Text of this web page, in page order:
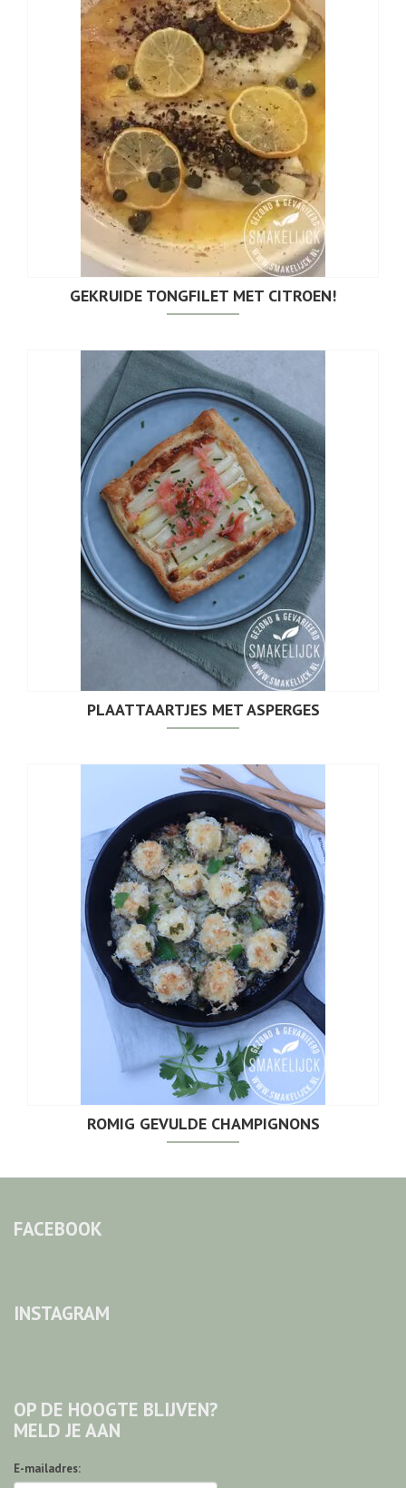
GEKRUIDE TONGFILET MET CITROEN!
PLAATTAARTJES MET ASPERGES
ROMIG GEVULDE CHAMPIGNONS
FACEBOOK
INSTAGRAM
OP DE HOOGTE BLIJVEN?
MELD JE AAN
E-mailadres: